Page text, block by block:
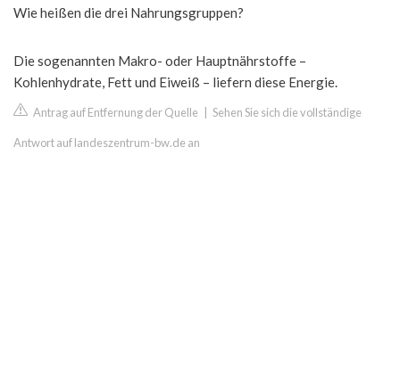
Wie heißen die drei Nahrungsgruppen?
Die sogenannten Makro- oder Hauptnährstoffe –
Kohlenhydrate, Fett und Eiweiß – liefern diese Energie.
Antrag auf Entfernung der Quelle Sehen Sie sich die vollständige
Antwort auf landeszentrum-bw.de an